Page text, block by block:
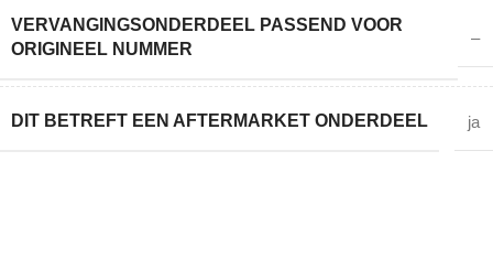
VERVANGINGSONDERDEEL PASSEND VOOR
ORIGINEEL NUMMER
–
DIT BETREFT EEN AFTERMARKET ONDERDEEL ja